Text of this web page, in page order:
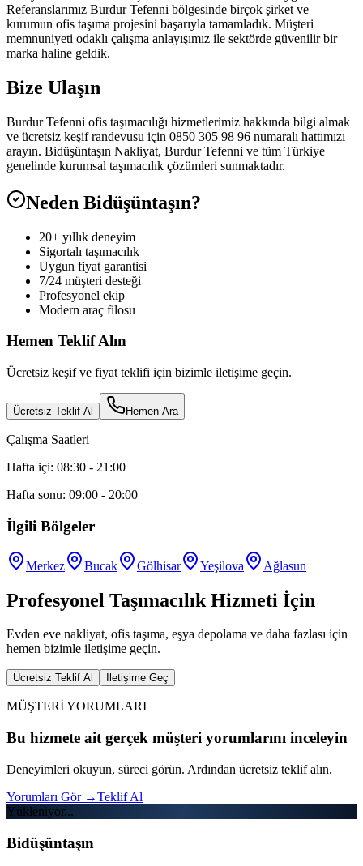
Referanslarımız Burdur Tefenni bölgesinde birçok şirket ve
kurumun ofis taşıma projesini başarıyla tamamladık. Müşteri
memnuniyeti odaklı çalışma anlayışımız ile sektörde güvenilir bir
marka haline geldik.
Bize Ulaşın
Burdur Tefenni ofis taşımacılığı hizmetlerimiz hakkında bilgi almak
ve ücretsiz keşif randevusu için 0850 305 98 96 numaralı hattımızı
arayın. Bidüşüntaşın Nakliyat, Burdur Tefenni ve tüm Türkiye
genelinde kurumsal taşımacılık çözümleri sunmaktadır.
Neden Bidüşüntaşın?
20+ yıllık deneyim
Sigortalı taşımacılık
Uygun fiyat garantisi
7/24 müşteri desteği
Profesyonel ekip
Modern araç filosu
Hemen Teklif Alın
Ücretsiz keşif ve fiyat teklifi için bizimle iletişime geçin.
Ücretsiz Teklif Al Hemen Ara
Çalışma Saatleri
Hafta içi: 08:30 - 21:00
Hafta sonu: 09:00 - 20:00
İlgili Bölgeler
Merkez Bucak Gölhisar Yeşilova Ağlasun
Profesyonel Taşımacılık Hizmeti İçin
Evden eve nakliyat, ofis taşıma, eşya depolama ve daha fazlası için
hemen bizimle iletişime geçin.
Ücretsiz Teklif Al İletişime Geç
MÜŞTERİ YORUMLARI
Bu hizmete ait gerçek müşteri yorumlarını inceleyin
Deneyimleri okuyun, süreci görün. Ardından ücretsiz teklif alın.
Yorumları Gör →Teklif Al
Yükleniyor...
Bidüşüntaşın